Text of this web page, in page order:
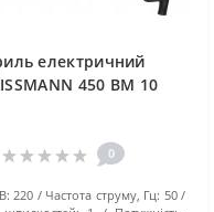
електричний
450 BM 10
0
220 Частота струму, Гц: 50